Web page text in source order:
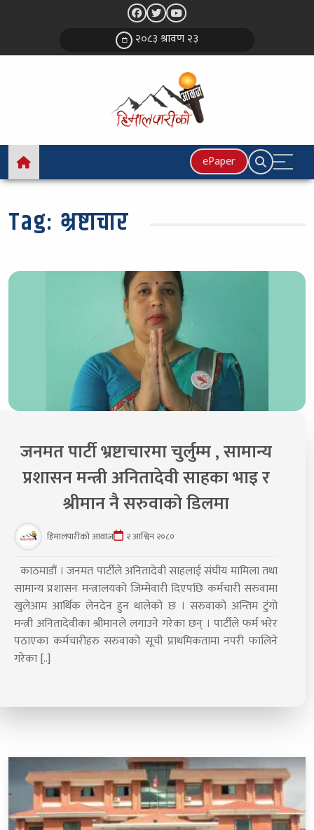
२०८३ श्रावण २३
ePaper
Tag: भ्रष्टाचार
जनमत पार्टी भ्रष्टाचारमा चुर्लुम्म , सामान्य
प्रशासन मन्त्री अनितादेवी साहका भाइ र
श्रीमान नै सरुवाको डिलमा
हिमालपारीको आवाज २ आश्विन २०८०
काठमाडौं । जनमत पार्टीले अनितादेवी साहलाई संघीय मामिला तथा
सामान्य प्रशासन मन्त्रालयको जिम्मेवारी दिएपछि कर्मचारी सरुवामा
खुलेआम आर्थिक लेनदेन हुन थालेको छ । सरुवाको अन्तिम टुंगो
मन्त्री अनितादेवीका श्रीमानले लगाउने गरेका छन् । पार्टीले फर्म भरेर
पठाएका कर्मचारीहरु सरुवाको सूची प्राथमिकतामा नपरी फालिने
गरेका [..]